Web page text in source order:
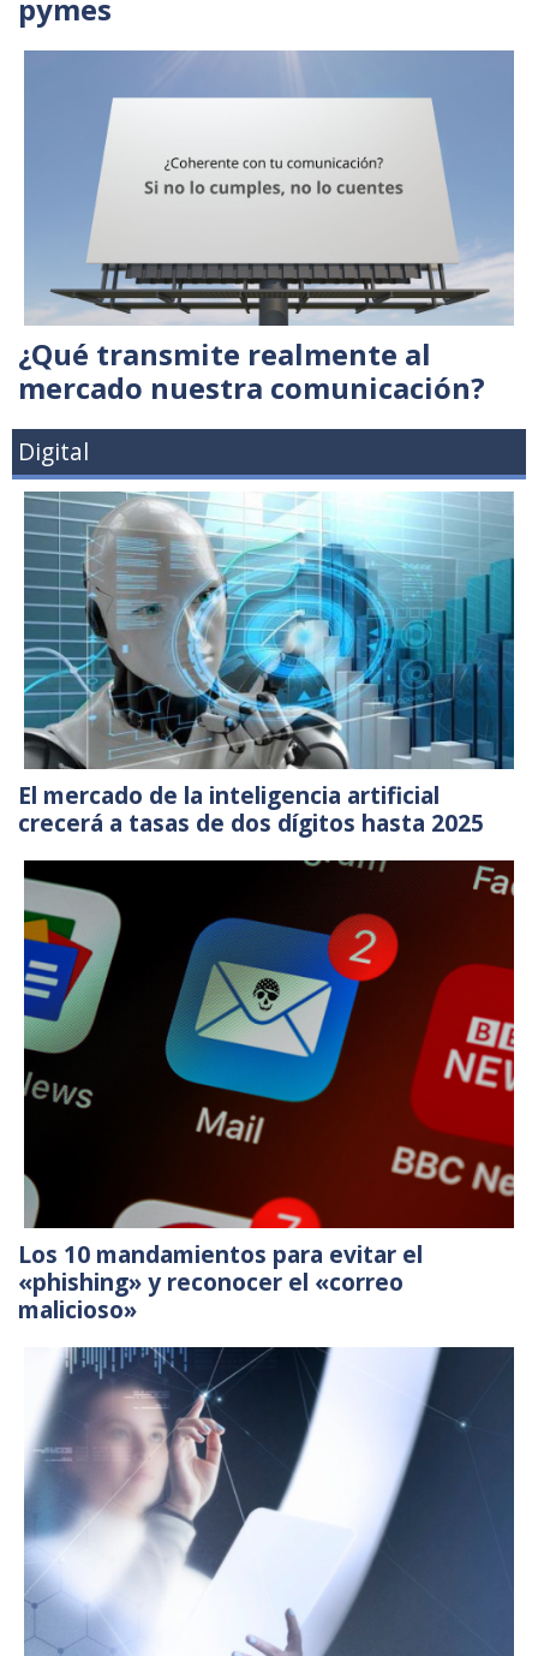
pymes
¿Qué transmite realmente al
mercado nuestra comunicación?
Digital
El mercado de la inteligencia artificial
crecerá a tasas de dos dígitos hasta 2025
Los 10 mandamientos para evitar el
«phishing» y reconocer el «correo
malicioso»